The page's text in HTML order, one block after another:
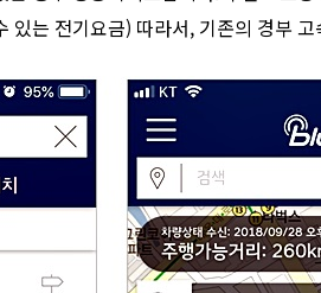
는 전기요금) 따라서, 기존의 경부